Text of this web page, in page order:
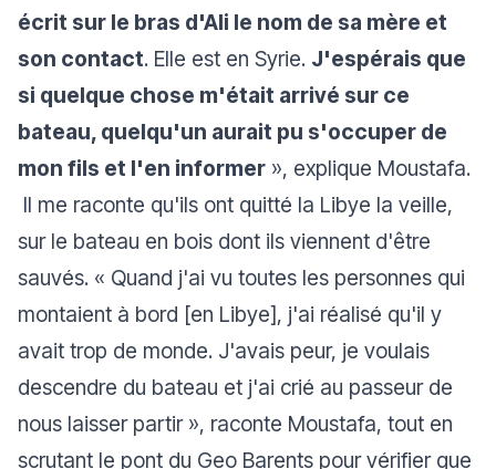
écrit sur le bras d'Ali le nom de sa mère et
son contact. Elle est en Syrie. J'espérais que
si quelque chose m'était arrivé sur ce
bateau, quelqu'un aurait pu s'occuper de
mon fils et l'en informer », explique Moustafa.
Il me raconte qu'ils ont quitté la Libye la veille,
sur le bateau en bois dont ils viennent d'être
sauvés. « Quand j'ai vu toutes les personnes qui
montaient à bord [en Libye], j'ai réalisé qu'il y
avait trop de monde. J'avais peur, je voulais
descendre du bateau et j'ai crié au passeur de
nous laisser partir », raconte Moustafa, tout en
scrutant le pont du Geo Barents pour vérifier que